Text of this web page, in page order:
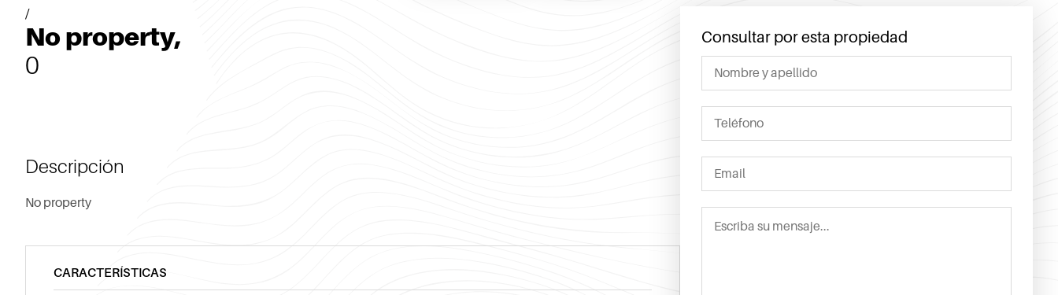
/
No property,
0
Descripción
No property
CARACTERÍSTICAS
Consultar por esta propiedad